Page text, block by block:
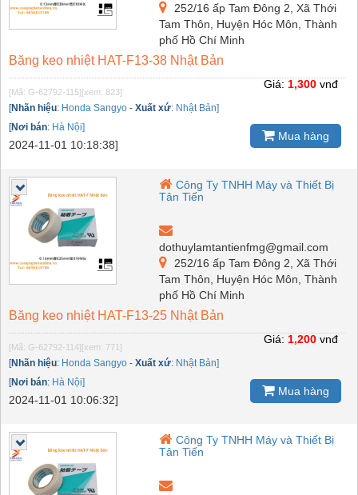
252/16 ấp Tam Đông 2, Xã Thới
Tam Thôn, Huyện Hóc Môn, Thành
phố Hồ Chí Minh
Băng keo nhiệt HAT-F13-38 Nhật Bản
[Mã: G-62792-115] [xem: 823]
[Nhãn hiệu: Honda Sangyo - Xuất xứ: Nhật Bản]
[Nơi bán: Hà Nội]
2024-11-01 10:18:38]
Giá: 1,300 vnđ
Mua hàng
Công Ty TNHH Máy và Thiết Bị
Tân Tiến
dothuylamtantienfmg@gmail.com
252/16 ấp Tam Đông 2, Xã Thới
Tam Thôn, Huyện Hóc Môn, Thành
phố Hồ Chí Minh
Băng keo nhiệt HAT-F13-25 Nhật Bản
[Mã: G-62792-114] [xem: 771]
[Nhãn hiệu: Honda Sangyo - Xuất xứ: Nhật Bản]
[Nơi bán: Hà Nội]
2024-11-01 10:06:32]
Giá: 1,200 vnđ
Mua hàng
Công Ty TNHH Máy và Thiết Bị
Tân Tiến